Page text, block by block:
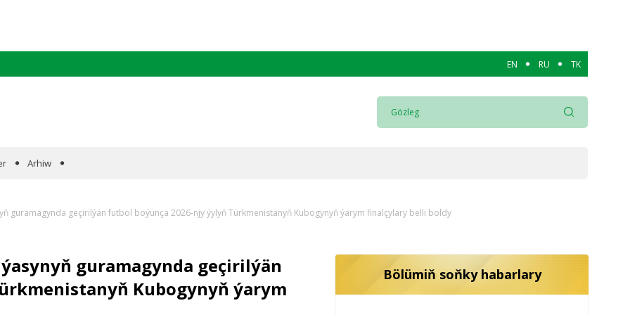
EN RU TK
Arhiw
gu­ra­ma­gyn­da ge­çi­ril­ýän futbol bo­ýun­ça 2026-njy ýy­lyň Türk­me­nis­ta­nyň Ku­bo­gyn­yň ýarym finalçylary belli boldy
gu­ra­ma­gyn­da ge­çi­ril­ýän
Ku­bo­gyn­yň ýarym
Bölümiň soňky habarlary